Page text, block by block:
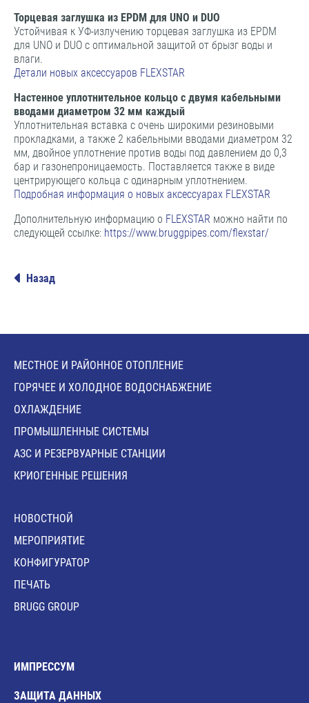
Торцевая заглушка из EPDM для UNO и DUO
Устойчивая к УФ-излучению торцевая заглушка из EPDM
для UNO и DUO с оптимальной защитой от брызг воды и
влаги.
Детали новых аксессуаров FLEXSTAR
Настенное уплотнительное кольцо с двумя кабельными
вводами диаметром 32 мм каждый
Уплотнительная вставка с очень широкими резиновыми
прокладками, а также 2 кабельными вводами диаметром 32
мм, двойное уплотнение против воды под давлением до 0,3
бар и газонепроницаемость. Поставляется также в виде
центрирующего кольца с одинарным уплотнением.
Подробная информация о новых аксессуарах FLEXSTAR
Дополнительную информацию о FLEXSTAR можно найти по
следующей ссылке: https://www.bruggpipes.com/flexstar/
Назад
МЕСТНОЕ И РАЙОННОЕ ОТОПЛЕНИЕ
ГОРЯЧЕЕ И ХОЛОДНОЕ ВОДОСНАБЖЕНИЕ
ОХЛАЖДЕНИЕ
ПРОМЫШЛЕННЫЕ СИСТЕМЫ
АЗС И РЕЗЕРВУАРНЫЕ СТАНЦИИ
КРИОГЕННЫЕ РЕШЕНИЯ
HОВОСТНОЙ
MЕРОПРИЯТИЕ
КОНФИГУРАТОР
ПЕЧАТЬ
BRUGG GROUP
ИМПРЕССУМ
ЗАЩИТА ДАННЫХ